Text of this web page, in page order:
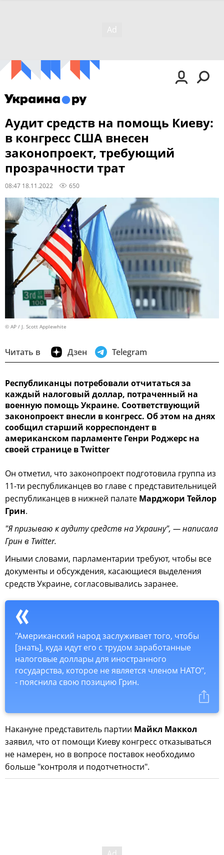
Аудит средств на помощь Киеву:
в конгресс США внесен
законопроект, требующий
прозрачности трат
08:47 18.11.2022 650
© AP / J. Scott Applewhite
Читать в Дзен Telegram
Республиканцы потребовали отчитаться за
каждый налоговый доллар, потраченный на
военную помощь Украине. Соответствующий
законопроект внесли в конгресс. Об этом на днях
сообщил старший корреспондент в
американском парламенте Генри Роджерс на
своей странице в Twitter
Он отметил, что законопроект подготовила группа из
11-ти республиканцев во главе с представительницей
республиканцев в нижней палате Марджори Тейлор
Грин.
"Я призываю к аудиту средств на Украину", — написала
Грин в Twitter.
Иными словами, парламентарии требуют, чтобы все
документы и обсуждения, касающиеся выделения
средств Украине, согласовывались заранее.
"Американский народ заслуживает того, чтобы
[знать], куда идут его с трудом заработанные
налоговые доллары для иностранного
государства, которое не является членом НАТО",
- пояснила свою позицию Грин.
Накануне представитель партии Майкл Маккол
заявил, что от помощи Киеву конгресс отказываться
не намерен, но в вопросе поставок необходимо
больше "контроля и подотчетности".